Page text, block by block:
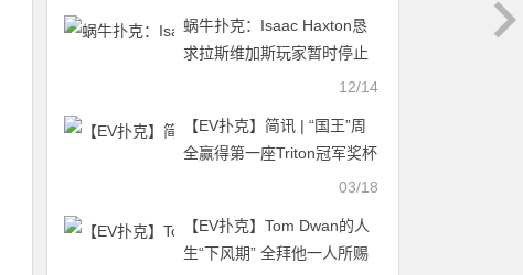
蜗牛扑克：Isaac Haxton恳
求拉斯维加斯玩家暂时停止
12/14
【EV扑克】简讯 | “国王”周
全赢得第一座Triton冠军奖杯
03/18
【EV扑克】Tom Dwan的人
生“下风期” 全拜他一人所赐